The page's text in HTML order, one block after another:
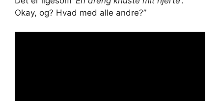
Okay, og? Hvad med alle andre?”